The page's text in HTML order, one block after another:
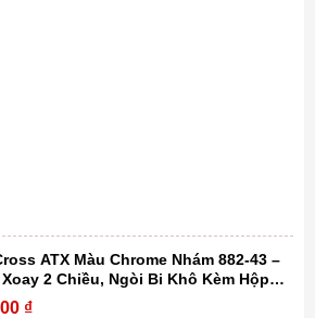
ATX Màu Chrome Nhám 882-43 –
2 Chiều, Ngòi Bi Khô Kèm Hộp
Cấp
₫